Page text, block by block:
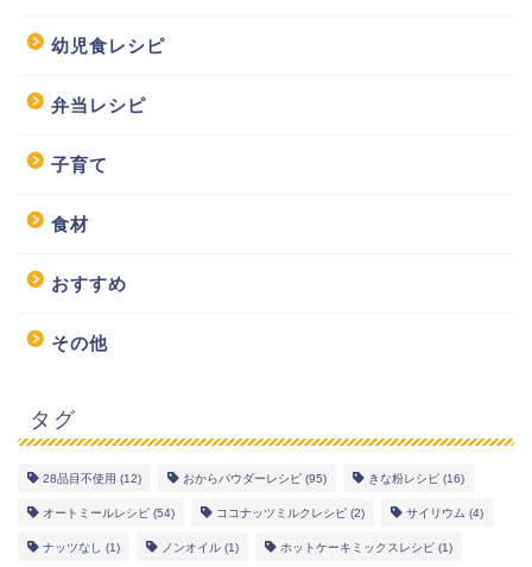
幼児食レシピ
弁当レシピ
子育て
食材
おすすめ
その他
タグ
28品目不使用 (12) おからパウダーレシピ (95) きな粉レシピ (16)
オートミールレシピ (54) ココナッツミルクレシピ (2) サイリウム (4)
ナッツなし (1) ノンオイル (1) ホットケーキミックスレシピ (1)
幼児食レシピ